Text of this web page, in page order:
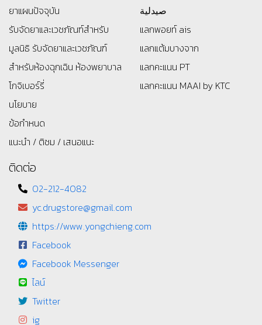
ยาแผนปัจจุบัน
รับจัดยาและเวชภัณฑ์สำหรับ
มูลนิธิ รับจัดยาและเวชภัณฑ์
สำหรับห้องฉุกเฉิน ห้องพยาบาล
โกจิเบอร์รี่
นโยบาย
ข้อกำหนด
แนะนำ / ติชม / เสนอแนะ
صيدلية
แลกพอยท์ ais
แลกแต้มบางจาก
แลกคะแนน PT
แลกคะแนน MAAI by KTC
ติดต่อ
02-212-4082
yc.drugstore@gmail.com
https://www.yongchieng.com
Facebook
Facebook Messenger
ไลน์
Twitter
ig